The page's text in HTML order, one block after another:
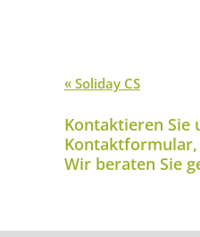
« Soliday CS
Kontaktieren Sie
Kontaktformular,
Wir beraten Sie